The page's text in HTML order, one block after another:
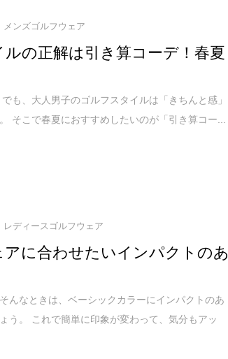
メンズゴルフウェア
の正解は引き算コーデ！春夏
も、大人男子のゴルフスタイルは「きちんと感」
そこで春夏におすすめしたいのが「引き算コー...
レディースゴルフウェア
に合わせたいインパクトのあ
んなときは、ベーシックカラーにインパクトのあ
う。 これで簡単に印象が変わって、気分もアッ